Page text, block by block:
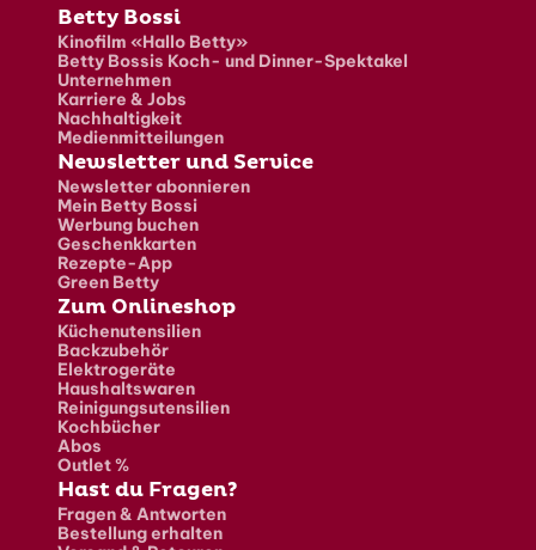
Fusszeile
Betty Bossi
Kinofilm «Hallo Betty»
Betty Bossis Koch- und Dinner-Spektakel
Unternehmen
Karriere & Jobs
Nachhaltigkeit
Medienmitteilungen
Newsletter und Service
Newsletter abonnieren
Mein Betty Bossi
Werbung buchen
Geschenkkarten
Rezepte-App
Green Betty
Zum Onlineshop
Küchenutensilien
Backzubehör
Elektrogeräte
Haushaltswaren
Reinigungsutensilien
Kochbücher
Abos
Outlet %
Hast du Fragen?
Fragen & Antworten
Bestellung erhalten